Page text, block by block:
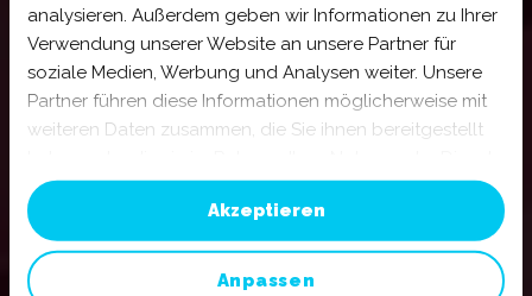
analysieren. Außerdem geben wir Informationen zu Ihrer
Verwendung unserer Website an unsere Partner für
soziale Medien, Werbung und Analysen weiter. Unsere
Partner führen diese Informationen möglicherweise mit
weiteren Daten zusammen, die Sie ihnen bereitgestellt
gesammelt haben. Sie geben Einwilligung zu unseren
Cookies, wenn Sie unsere Webseite weiterhin nutzen.
Mehr erfahren:Impressum||Datenschutz
Akzeptieren
Anpassen